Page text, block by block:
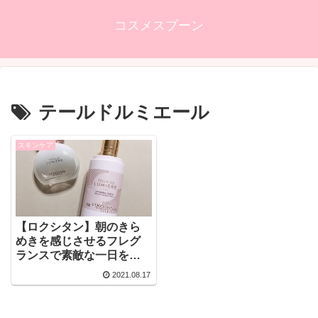
コスメスプーン
テールドルミエール
スキンケア
【ロクシタン】朝のきら
めきを感じさせるフレグ
ランスで素敵な一日を始
2021.08.17